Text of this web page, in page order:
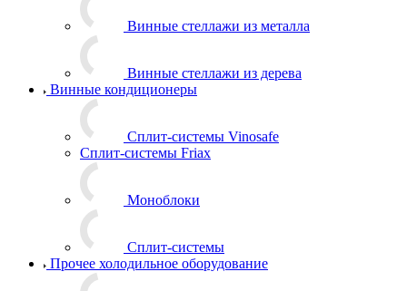
Винные стеллажи из металла
Винные стеллажи из дерева
Винные кондиционеры
Сплит-системы Vinosafe
Сплит-системы Friax
Моноблоки
Сплит-системы
Прочее холодильное оборудование